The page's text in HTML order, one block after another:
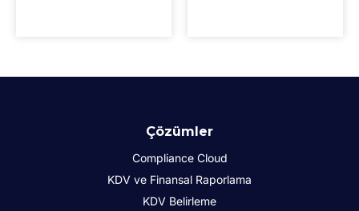
Çözümler
Compliance Cloud
KDV ve Finansal Raporlama
KDV Belirleme